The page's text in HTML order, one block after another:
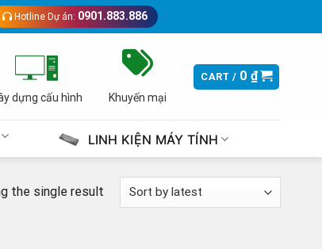
Hotline Dự án: 0901.883.886
dựng cấu hình Khuyến mại
CART / 0 ₫
LINH KIỆN MÁY TÍNH
the single result